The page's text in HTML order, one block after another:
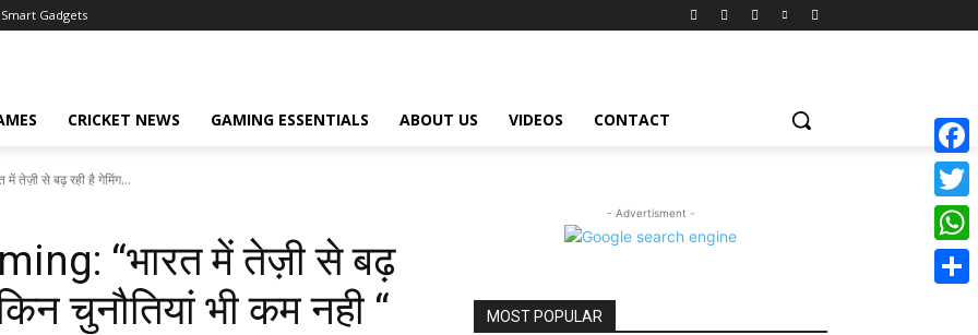
Smart Gadgets
CRICKET NEWS GAMING ESSENTIALS ABOUT US VIDEOS CONTACT
तेज़ी से बढ़ रही है गेमिंग...
“भारत में तेज़ी से बढ़
चुनौतियां भी कम नही “
- Advertisment -
MOST POPULAR